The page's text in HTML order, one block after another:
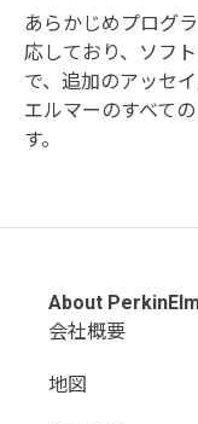
あらかじめプログ
応しており、ソフ
で、追加のアッセ
エルマーのすべて
す。
About
会社概要
地図